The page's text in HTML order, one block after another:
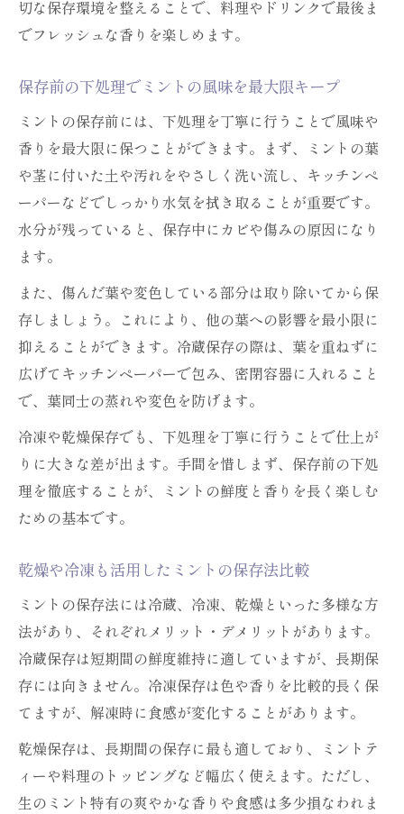
切な保存環境を整えることで、料理やドリンクで最後ま
でフレッシュな香りを楽しめます。
保存前の下処理でミントの風味を最大限キープ
ミントの保存前には、下処理を丁寧に行うことで風味や
香りを最大限に保つことができます。まず、ミントの葉
や茎に付いた土や汚れをやさしく洗い流し、キッチンペ
ーパーなどでしっかり水気を拭き取ることが重要です。
水分が残っていると、保存中にカビや傷みの原因になり
ます。
また、傷んだ葉や変色している部分は取り除いてから保
存しましょう。これにより、他の葉への影響を最小限に
抑えることができます。冷蔵保存の際は、葉を重ねずに
広げてキッチンペーパーで包み、密閉容器に入れること
で、葉同士の蒸れや変色を防げます。
冷凍や乾燥保存でも、下処理を丁寧に行うことで仕上が
りに大きな差が出ます。手間を惜しまず、保存前の下処
理を徹底することが、ミントの鮮度と香りを長く楽しむ
ための基本です。
乾燥や冷凍も活用したミントの保存法比較
ミントの保存法には冷蔵、冷凍、乾燥といった多様な方
法があり、それぞれメリット・デメリットがあります。
冷蔵保存は短期間の鮮度維持に適していますが、長期保
存には向きません。冷凍保存は色や香りを比較的長く保
てますが、解凍時に食感が変化することがあります。
乾燥保存は、長期間の保存に最も適しており、ミントテ
ィーや料理のトッピングなど幅広く使えます。ただし、
生のミント特有の爽やかな香りや食感は多少損なわれま